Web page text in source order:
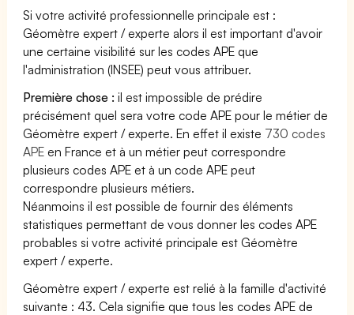
Si votre activité professionnelle principale est :
Géomètre expert / experte alors il est important d'avoir
une certaine visibilité sur les codes APE que
l'administration (INSEE) peut vous attribuer.
Première chose : il est impossible de prédire
précisément quel sera votre code APE pour le métier de
Géomètre expert / experte. En effet il existe 730 codes
APE en France et à un métier peut correspondre
plusieurs codes APE et à un code APE peut
correspondre plusieurs métiers.
Néanmoins il est possible de fournir des éléments
statistiques permettant de vous donner les codes APE
probables si votre activité principale est Géomètre
expert / experte.
Géomètre expert / experte est relié à la famille d'activité
suivante : 43. Cela signifie que tous les codes APE de